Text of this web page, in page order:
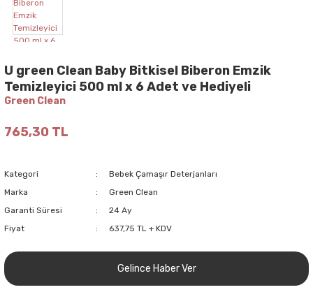
U green Clean Baby Bitkisel Biberon Emzik
Temizleyici 500 ml x 6 Adet ve Hediyeli
Green Clean
765,30 TL
Kategori
Bebek Çamaşır Deterjanları
Marka
Green Clean
Garanti Süresi
24 Ay
Fiyat
637,75 TL + KDV
Gelince Haber Ver